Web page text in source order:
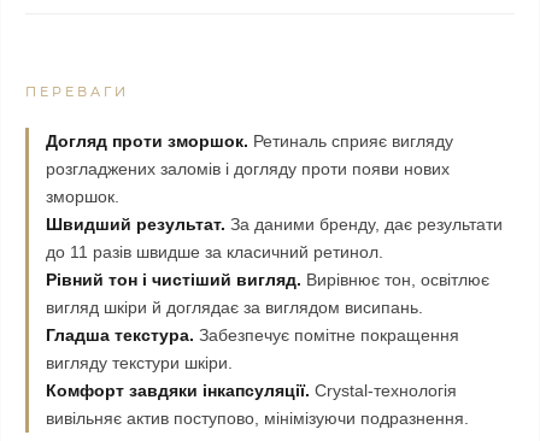
ПЕРЕВАГИ
Догляд проти зморшок. Ретиналь сприяє вигляду
розгладжених заломів і догляду проти появи нових
зморшок.
Швидший результат. За даними бренду, дає результати
до 11 разів швидше за класичний ретинол.
Рівний тон і чистіший вигляд. Вирівнює тон, освітлює
вигляд шкіри й доглядає за виглядом висипань.
Гладша текстура. Забезпечує помітне покращення
вигляду текстури шкіри.
Комфорт завдяки інкапсуляції. Crystal-технологія
вивільняє актив поступово, мінімізуючи подразнення.